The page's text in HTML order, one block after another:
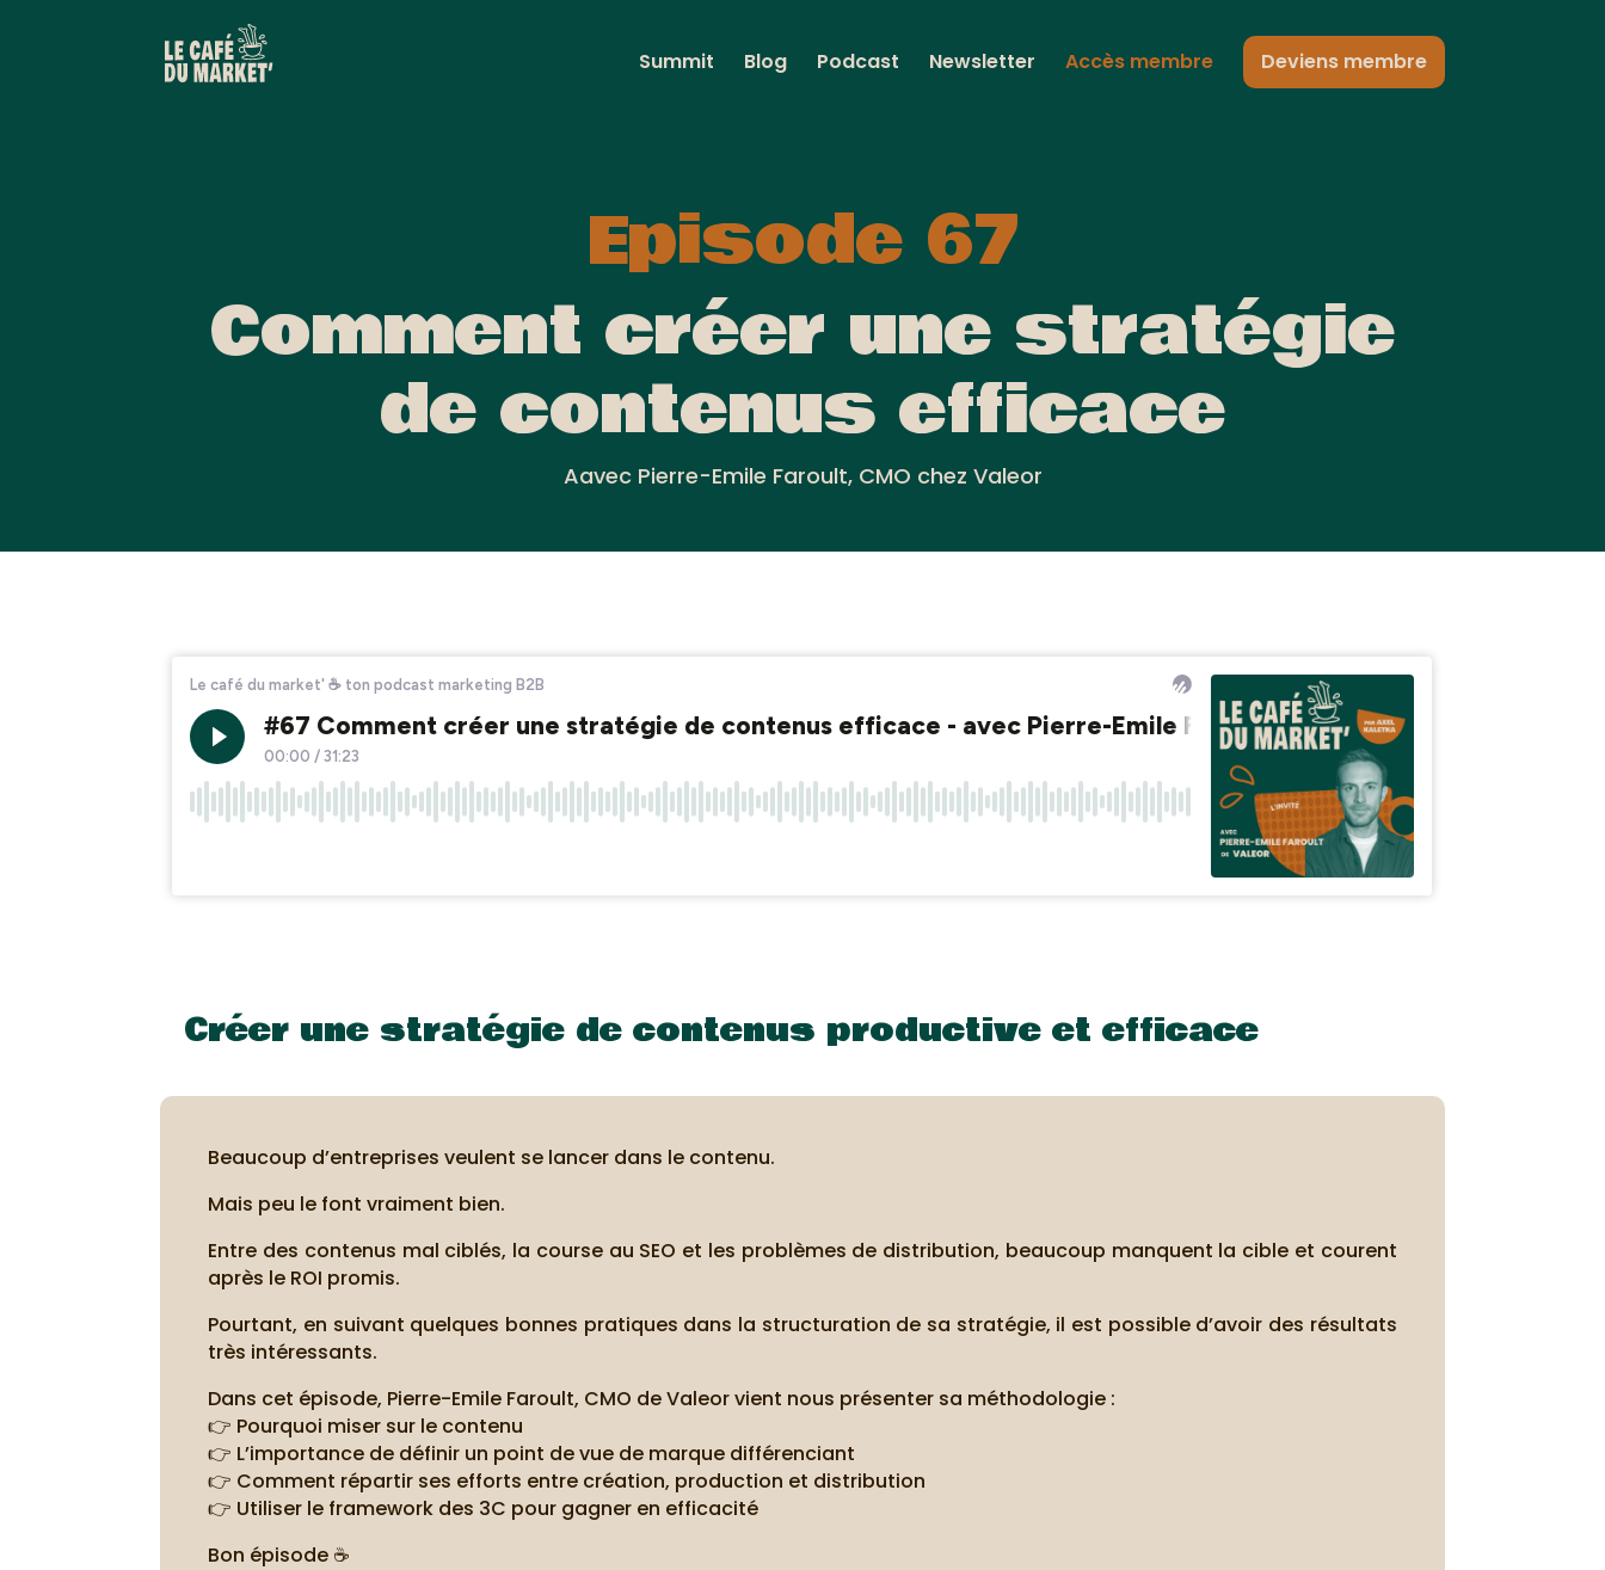
Summit Blog Podcast Newsletter Accès membre Deviens membre
Episode 67
Comment créer une stratégie
de contenus efficace
Aavec Pierre-Emile Faroult, CMO chez Valeor
Créer une stratégie de contenus productive et efficace
Beaucoup d’entreprises veulent se lancer dans le contenu.
Mais peu le font vraiment bien.
Entre des contenus mal ciblés, la course au SEO et les problèmes de distribution, beaucoup manquent la cible et courent
après le ROI promis.
Pourtant, en suivant quelques bonnes pratiques dans la structuration de sa stratégie, il est possible d’avoir des résultats
très intéressants.
Dans cet épisode, Pierre-Emile Faroult, CMO de Valeor vient nous présenter sa méthodologie :
👉 Pourquoi miser sur le contenu
👉 L’importance de définir un point de vue de marque différenciant
👉 Comment répartir ses efforts entre création, production et distribution
👉 Utiliser le framework des 3C pour gagner en efficacité
Bon épisode ☕